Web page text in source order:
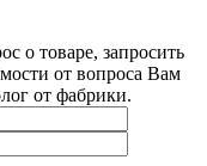
о товаре, запросить
от вопроса Вам
от фабрики.